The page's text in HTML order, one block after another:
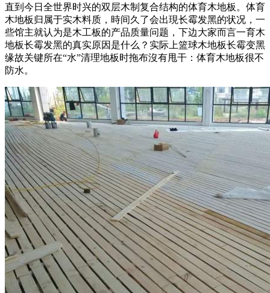
直到今日全世界时兴的双层木制复合结构的体育木地板。体育
木地板归属于实木料质，時间久了会出現长霉发黑的状况，一
些馆主就认为是木工板的产品质量问题，下边大家而言一育木
地板长霉发黑的真实原因是什么？实际上篮球木地板长霉变黑
缘故关键所在“水”清理地板时拖布沒有甩干：体育木地板很不
防水。